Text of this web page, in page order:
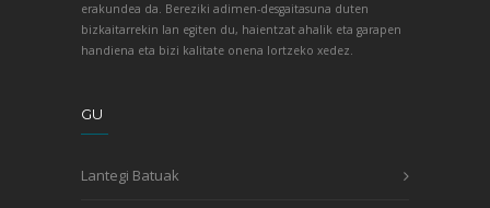
erakundea da. Bereziki adimen-desgaitasuna duten
bizkaitarrekin lan egiten du, haientzat ahalik eta garapen
handiena eta bizi kalitate onena lortzeko xedez.
GU
Lantegi Batuak